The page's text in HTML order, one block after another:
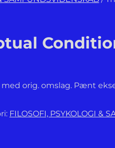
med orig. omslag. Pænt
FILOSOFI, PSYKOLOGI &